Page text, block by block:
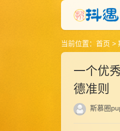
当前位置： 首页 >
一个优
德准则
斯慕圈